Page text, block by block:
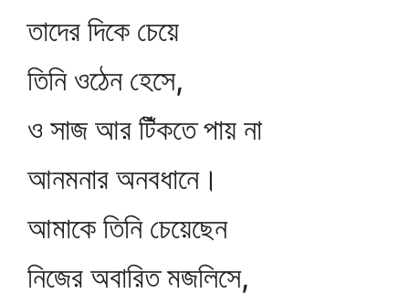
তাদের দিকে চেয়ে
তিনি ওঠেন হেসে,
ও সাজ আর টিঁকতে পায় না
আনমনার অনবধানে।
আমাকে তিনি চেয়েছেন
নিজের অবারিত মজলিসে,